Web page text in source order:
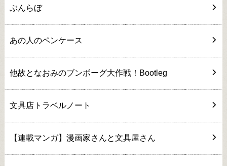
ぶんらぼ
あの人のペンケース
他故となおみのブンボーグ大作戦！Bootleg
文具店トラベルノート
【連載マンガ】漫画家さんと文具屋さん